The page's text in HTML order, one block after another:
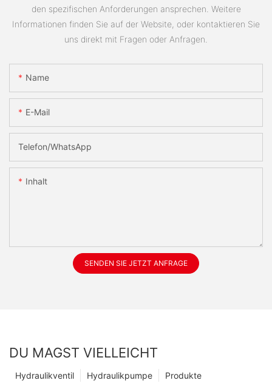
den spezifischen Anforderungen ansprechen. Weitere
Informationen finden Sie auf der Website, oder kontaktieren Sie
uns direkt mit Fragen oder Anfragen.
Name
E-Mail
Telefon/WhatsApp
Inhalt
SENDEN SIE JETZT ANFRAGE
DU MAGST VIELLEICHT
Produkte
Hydraulikpumpe
Hydraulikventil